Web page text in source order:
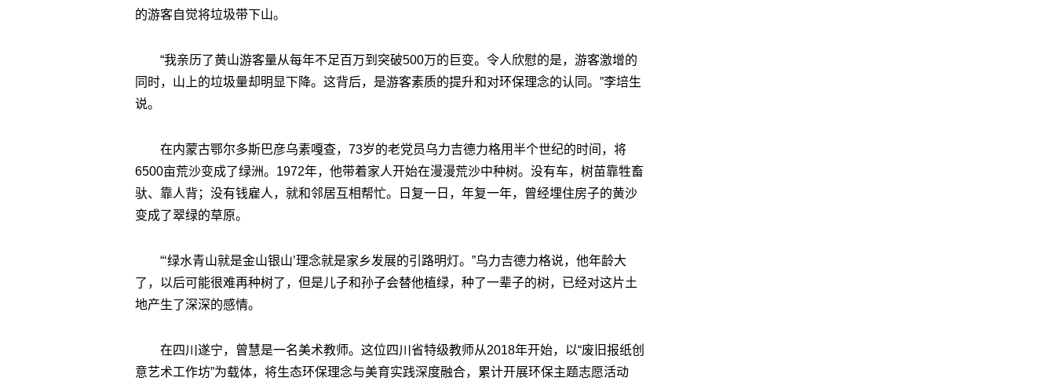
的游客自觉将垃圾带下山。
“我亲历了黄山游客量从每年不足百万到突破500万的巨变。令人欣慰的是，游客激增的
同时，山上的垃圾量却明显下降。这背后，是游客素质的提升和对环保理念的认同。”李培生
说。
在内蒙古鄂尔多斯巴彦乌素嘎查，73岁的老党员乌力吉德力格用半个世纪的时间，将
6500亩荒沙变成了绿洲。1972年，他带着家人开始在漫漫荒沙中种树。没有车，树苗靠牲畜
驮、靠人背；没有钱雇人，就和邻居互相帮忙。日复一日，年复一年，曾经埋住房子的黄沙
变成了翠绿的草原。
“‘绿水青山就是金山银山’理念就是家乡发展的引路明灯。”乌力吉德力格说，他年龄大
了，以后可能很难再种树了，但是儿子和孙子会替他植绿，种了一辈子的树，已经对这片土
地产生了深深的感情。
在四川遂宁，曾慧是一名美术教师。这位四川省特级教师从2018年开始，以“废旧报纸创
意艺术工作坊”为载体，将生态环保理念与美育实践深度融合，累计开展环保主题志愿活动